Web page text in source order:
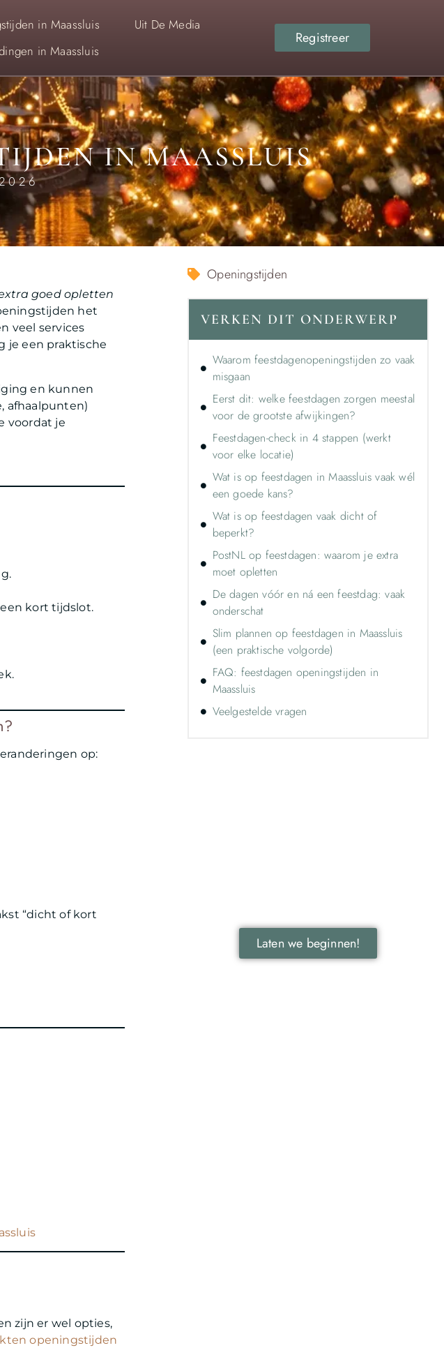
in Maassluis
Uit De Media
in Maassluis
Registreer
IN MAASSLUIS
goed opletten
het
veel services
je een praktische
en kunnen
afhaalpunten)
voordat je
kort tijdslot.
op:
“dicht of kort
zijn er wel opties,
openingstijden
Openingstijden
VERKEN DIT ONDERWERP
Waarom feestdagenopeningstijden zo vaak
misgaan
Eerst dit: welke feestdagen zorgen meestal
voor de grootste afwijkingen?
Feestdagen-check in 4 stappen (werkt
voor elke locatie)
Wat is op feestdagen in Maassluis vaak wél
een goede kans?
Wat is op feestdagen vaak dicht of
beperkt?
PostNL op feestdagen: waarom je extra
moet opletten
De dagen vóór en ná een feestdag: vaak
onderschat
Slim plannen op feestdagen in Maassluis
(een praktische volgorde)
FAQ: feestdagen openingstijden in
Maassluis
Veelgestelde vragen
Laten we beginnen!